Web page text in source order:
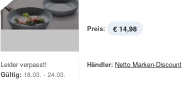
Preis: € 14,98
Leider verpasst!
Gültig: 18.03. - 24.03.
Händler: Netto Marken-Discount